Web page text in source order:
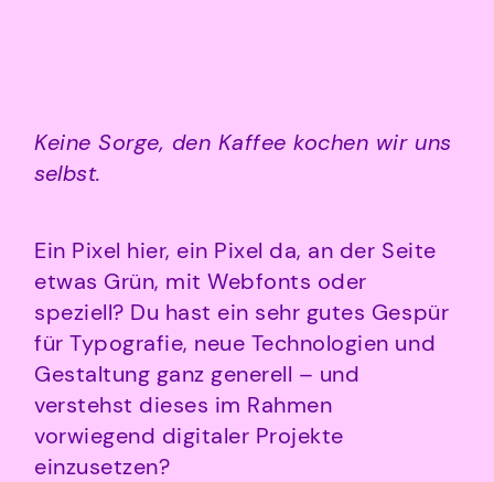
Keine Sorge, den Kaffee kochen wir uns
selbst.
Ein Pixel hier, ein Pixel da, an der Seite
etwas Grün, mit Webfonts oder
speziell? Du hast ein sehr gutes Gespür
für Typografie, neue Technologien und
Gestaltung ganz generell – und
verstehst dieses im Rahmen
vorwiegend digitaler Projekte
einzusetzen?